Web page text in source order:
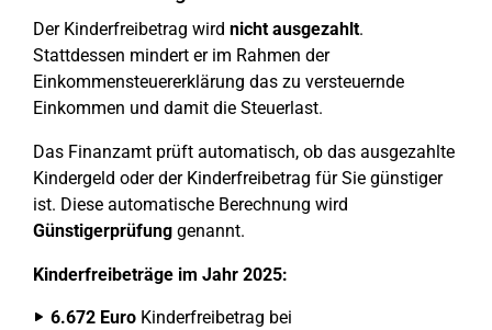
Der Kinderfreibetrag wird nicht ausgezahlt.
Stattdessen mindert er im Rahmen der
Einkommensteuererklärung das zu versteuernde
Einkommen und damit die Steuerlast.
Das Finanzamt prüft automatisch, ob das ausgezahlte
Kindergeld oder der Kinderfreibetrag für Sie günstiger
ist. Diese automatische Berechnung wird
Günstigerprüfung genannt.
Kinderfreibeträge im Jahr 2025:
6.672 Euro Kinderfreibetrag bei